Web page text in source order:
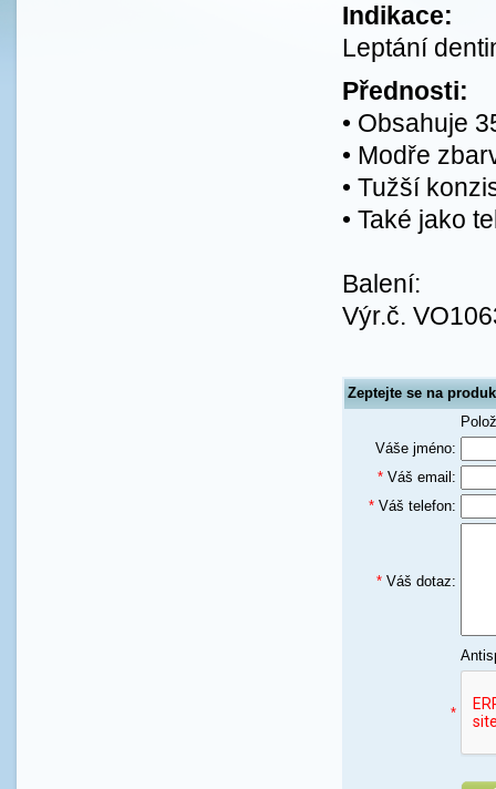
Indikace:
Leptání
Přednosti:
• Obsahuje
• Modře
• Tužší
• Také jako
Balení:
Výr.č.
Zeptejte se na
Váše jméno:
* Váš email:
* Váš telefon:
* Váš dotaz:
*